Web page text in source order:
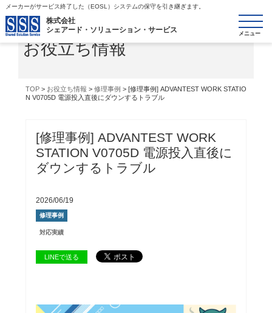
メーカーがサービス終了した（EOSL）システムの保守を引き継ぎます。
株式会社
シェアード・ソリューション・サービス
toggle
TOP> お役立ち情報 > 修理事例 > [修理事例] ADVANTEST WORK STATIO
N V0705D 電源投入直後にダウンするトラブル
お役立ち情報
[修理事例] ADVANTEST WORK
STATION V0705D 電源投入直後に
ダウンするトラブル
2026/06/19
修理事例
対応実績
LINEで送る